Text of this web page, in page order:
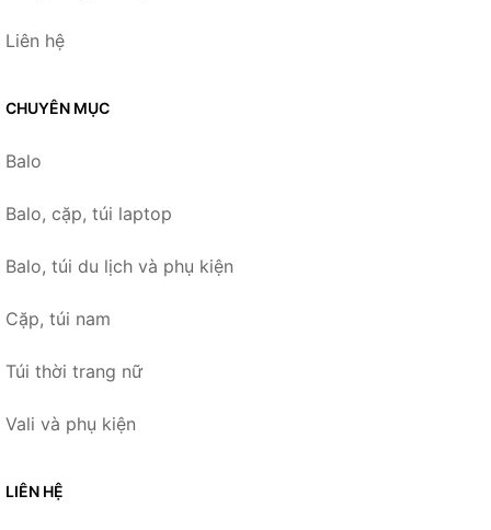
Liên hệ
CHUYÊN MỤC
Balo
Balo, cặp, túi laptop
Balo, túi du lịch và phụ kiện
Cặp, túi nam
Túi thời trang nữ
Vali và phụ kiện
LIÊN HỆ